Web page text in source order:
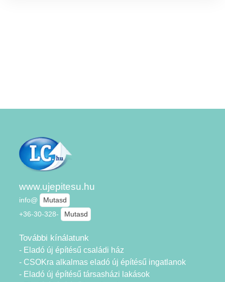
www.ujepitesu.hu
info@
Mutasd
+36-30-328-
Mutasd
További kínálatunk
- Eladó új építésű családi ház
- CSOKra alkalmas eladó új építésű ingatlanok
- Eladó új építésű társasházi lakások